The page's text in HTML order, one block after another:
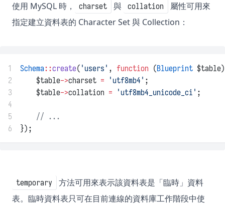
使用 MySQL 時， charset 與 collation
屬性可用來
指定建立資料表的 Character Set 與 Collection：
1 Schema::create( 'users' , function (Blueprint
2
    $table
->charset = 'utf8mb4' ;
3
    $table
->collation = 'utf8mb4_unicode_ci' ;
4
5
// ...
6
});
temporary
方法可用來表示該資料表是「臨時」資料
表。臨時資料表只可在目前連線的資料庫工作階段中使